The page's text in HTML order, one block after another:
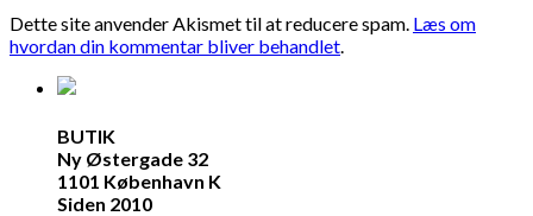
Dette site anvender Akismet til at reducere spam. Læs om
hvordan din kommentar bliver behandlet.
BUTIK
Ny Østergade 32
1101 København K
Siden 2010